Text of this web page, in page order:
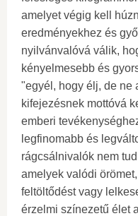
amelyet végig kell
eredményekhez és
nyilvánvalóvá válik,
kényelmesebb és
"egyél, hogy élj, de ne
kifejezésnek mottóvá
emberi
legfinomabb és
rágcsálnivalók nem
amelyek valódi
feltöltődést vagy
érzelmi színezetű élet